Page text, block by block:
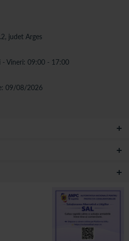
judet Arges
- Vineri: 09:00 - 17:00
09/08/2026